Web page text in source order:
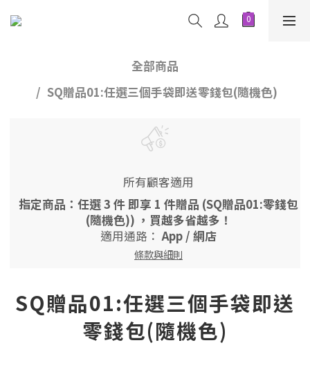
全部商品
SQ贈品01:任選三個手袋即送零錢包(隨機色)
所有顧客適用
指定商品：任選 3 件 即享 1 件贈品 (SQ贈品01:零錢包
(隨機色)) ，買越多省越多！
適用通路：App / 網店
條款與細則
SQ贈品01:任選三個手袋即送
零錢包(隨機色)